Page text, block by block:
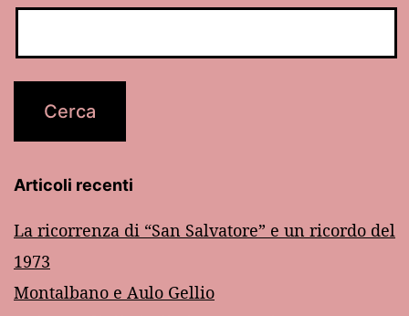
Articoli recenti
La ricorrenza di “San Salvatore” e un ricordo del
1973
Montalbano e Aulo Gellio